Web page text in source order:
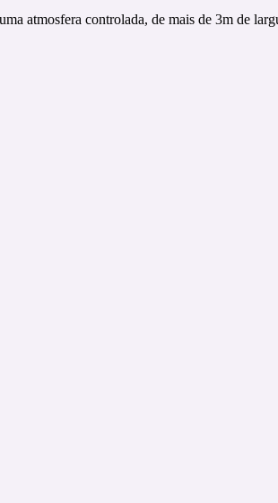
atmosfera controlada, de mais de 3m de